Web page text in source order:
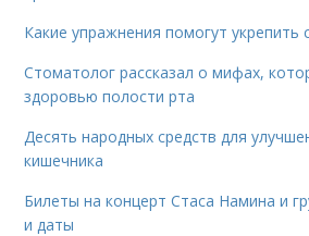
Какие упражнения помогут укрепить
Стоматолог рассказал о мифах,
здоровью полости рта
Десять народных средств для
кишечника
Билеты на концерт Стаса Намина и
и даты